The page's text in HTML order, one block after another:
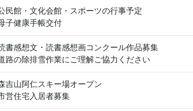
民館・文化会館・スポーツの行事予定
子健康手帳交付
書感想文・読書感想画コンクール作品募集
路の除排雪作業にご理解ご協力ください
吉山阿仁スキー場オープン
営住宅入居者募集